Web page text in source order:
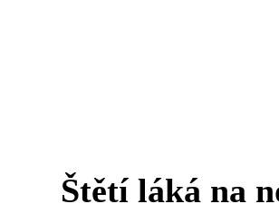
Štětí láká na